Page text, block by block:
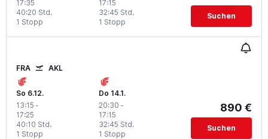
17:35
1 Stopp
40:20 Std.
17:15
1 Stopp
32:45 Std. Suchen
FRA AKL
So 6.12.
13:15 -
17:25
1 Stopp
40:10 Std.
Do 14.1.
20:30 -
17:15
1 Stopp
32:45 Std.
890 €
Suchen